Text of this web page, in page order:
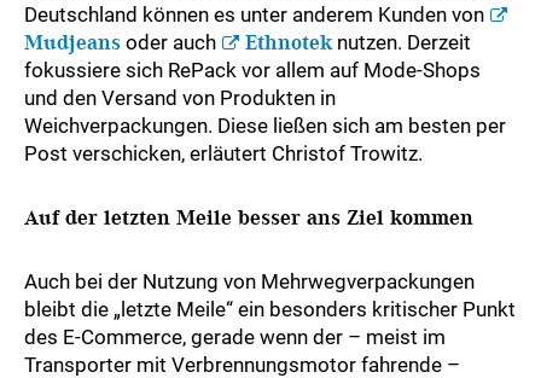
Deutschland können es unter anderem Kunden von
Mudjeans oder auch Ethnotek nutzen. Derzeit
fokussiere sich RePack vor allem auf Mode-Shops
und den Versand von Produkten in
Weichverpackungen. Diese ließen sich am besten per
Post verschicken, erläutert Christof Trowitz.
Auf der letzten Meile besser ans Ziel kommen
Auch bei der Nutzung von Mehrwegverpackungen
bleibt die „letzte Meile“ ein besonders kritischer Punkt
des E-Commerce, gerade wenn der – meist im
Transporter mit Verbrennungsmotor fahrende –